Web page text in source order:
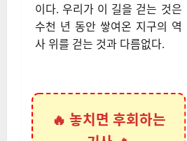
이다. 우리가 이 길을 걷는 것은
수천 년 동안 쌓여온 지구의 역
사 위를 걷는 것과 다름없다.
🔥 놓치면 후회하는